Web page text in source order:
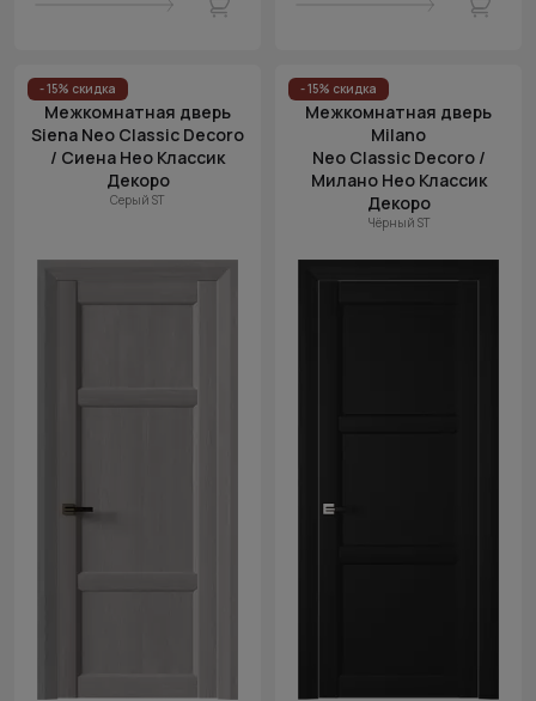
- 15% скидка
Межкомнатная дверь
Siena Neo Classic Decoro
/ Сиена Нео Классик
Декоро
Серый ST
- 15% скидка
Межкомнатная дверь
Milano
Neo Classic Decoro /
Милано Нео Классик
Декоро
Чёрный ST